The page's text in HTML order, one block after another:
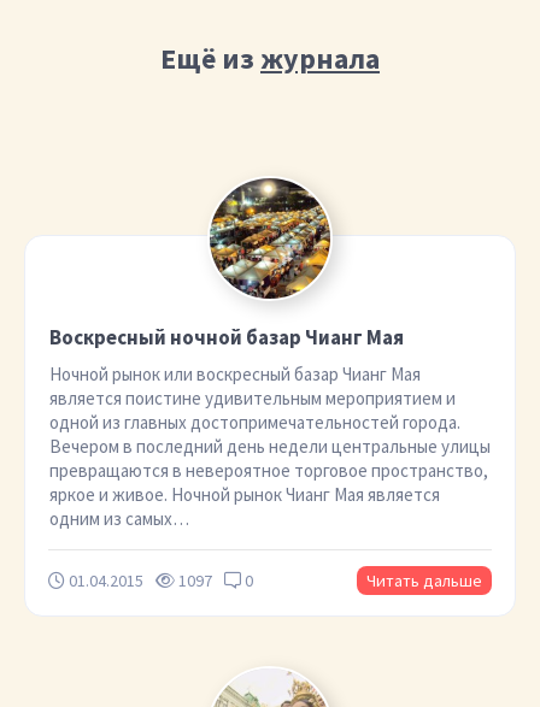
Ещё изжурнала
Воскресный ночной базар Чианг Мая
Ночной рынок или воскресный базар Чианг Мая
является поистине удивительным мероприятием и
одной из главных достопримечательностей города.
Вечером в последний день недели центральные улицы
превращаются в невероятное торговое пространство,
яркое и живое. Ночной рынок Чианг Мая является
одним из самых…
01.04.2015 1097 0 Читать дальше